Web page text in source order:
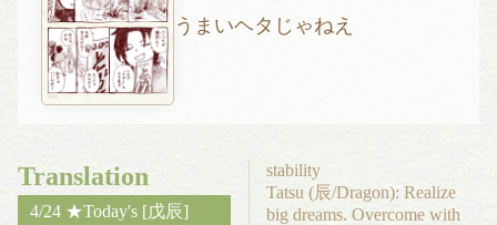
うまいヘタじゃねえ
Translation
4/24 ★Today's [戊辰]
stability
Tatsu (辰/Dragon): Realize
big dreams. Overcome with